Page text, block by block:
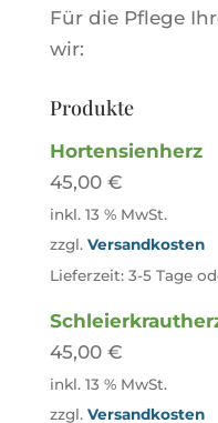
Für die Pflege
wir:
Produkte
Hortensienherz
45,00 €
inkl. 13 % MwSt.
zzgl. Versandkosten
Lieferzeit: 3-5 Tage
45,00 €
inkl. 13 % MwSt.
zzgl. Versandkosten